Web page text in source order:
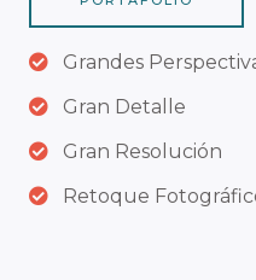
Grandes
Gran Detalle
Gran Resolución
Retoque